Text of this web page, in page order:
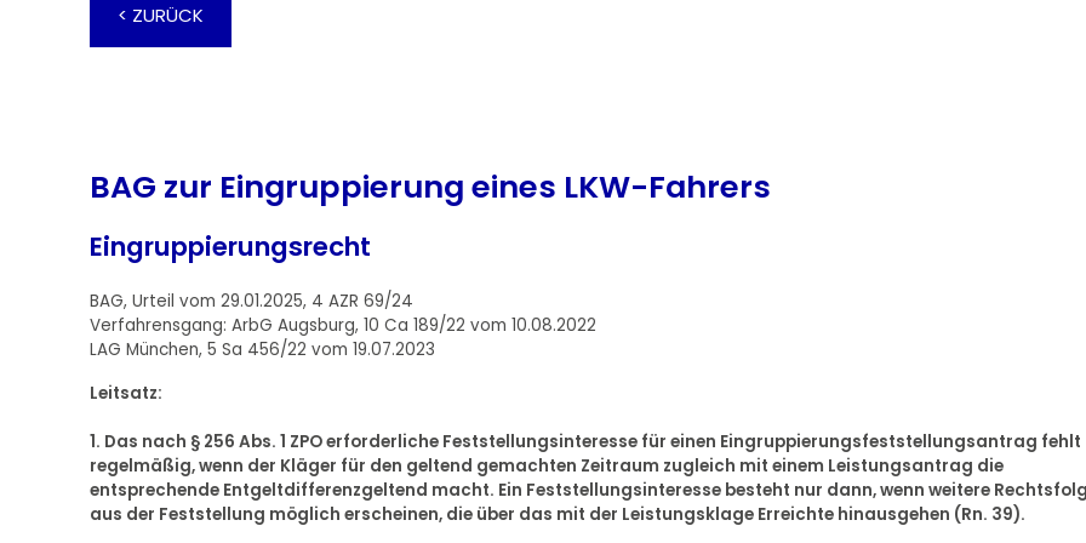
< ZURÜCK
BAG zur Eingruppierung eines LKW-Fahrers
Eingruppierungsrecht
BAG, Urteil vom 29.01.2025, 4 AZR 69/24
Verfahrensgang: ArbG Augsburg, 10 Ca 189/22 vom 10.08.2022
LAG München, 5 Sa 456/22 vom 19.07.2023
Leitsatz:
1. Das nach § 256 Abs. 1 ZPO erforderliche Feststellungsinteresse für einen Eingruppierungsfeststellungsantrag fehlt
regelmäßig, wenn der Kläger für den geltend gemachten Zeitraum zugleich mit einem Leistungsantrag die
entsprechende Entgeltdifferenzgeltend macht. Ein Feststellungsinteresse besteht nur dann, wenn weitere
aus der Feststellung möglich erscheinen, die über das mit der Leistungsklage Erreichte hinausgehen (Rn. 39).